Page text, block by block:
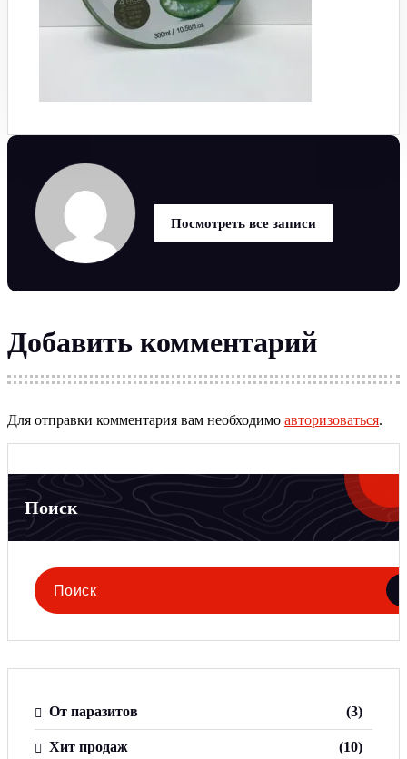
Посмотреть все записи
Добавить комментарий
Для отправки комментария вам необходимо авторизоваться.
Поиск
Поиск
для:
От паразитов 33
т
о
Хит продаж 101